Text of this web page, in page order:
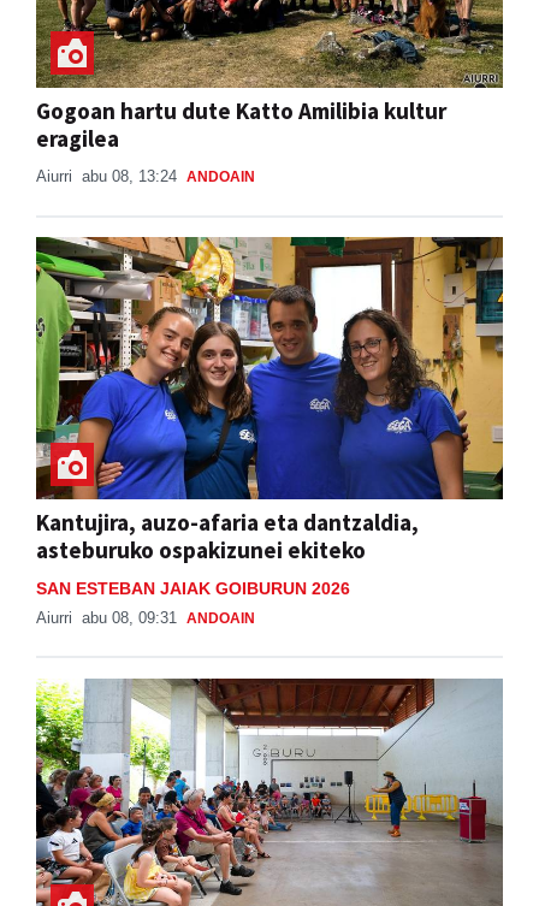
Gogoan hartu dute Katto Amilibia kultur
eragilea
Aiurri abu 08, 13:24 ANDOAIN
Kantujira, auzo-afaria eta dantzaldia,
asteburuko ospakizunei ekiteko
SAN ESTEBAN JAIAK GOIBURUN 2026
Aiurri abu 08, 09:31 ANDOAIN